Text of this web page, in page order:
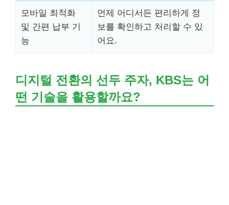
모바일 최적화
및 간편 납부 기
능
언제 어디서든 편리하게 정
보를 확인하고 처리할 수 있
어요.
디지털 전환의 선두 주자, KBS는 어
떤 기술을 활용할까요?